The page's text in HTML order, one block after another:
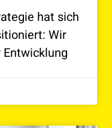
hat sich
Wir